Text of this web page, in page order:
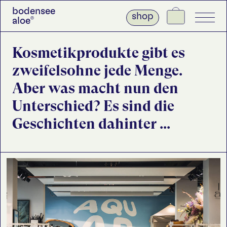
bodensee
aloe® shop
bodensee
aloe® shop
Home
bodensee aloe®
Polders Garten
CBD
Geschichten
Shop
Warenkorb
Kontakt
Kosmetikprodukte gibt es
zweifelsohne jede Menge.
Aber was macht nun den
Unterschied? Es sind die
Geschichten dahinter ...